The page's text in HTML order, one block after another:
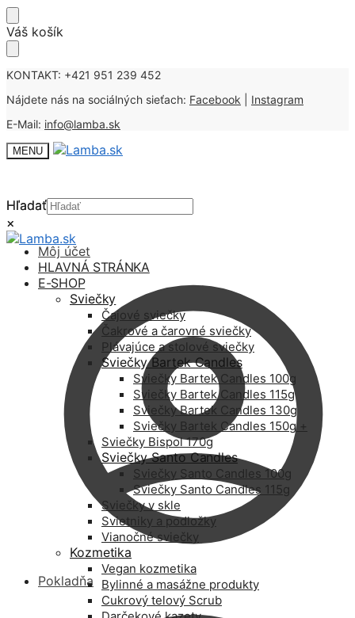
Skip
to
Skip
to
Váš košík
KONTAKT: +421 951 239 452
Nájdete nás na sociálných sieťach: Facebook
Instagram
E-Mail: info@lamba.sk
MENU
Hľadať
×
Môj účet
Pokladňa
Hľadať
×
HLAVNÁ STRÁNKA
E-SHOP
Sviečky
Čajové sviečky
Čakrové a čarovné sviečky
Plávajúce a stolové sviečky
Sviečky Bartek Candles
Sviečky Bartek Candles 100g
Sviečky Bartek Candles 115g
Sviečky Bartek Candles 130g
Sviečky Bartek Candles 150g +
Sviečky Bispol 170g
Sviečky Santo Candles
Sviečky Santo Candles 100g
Sviečky Santo Candles 115g
Sviečky v skle
Svietniky a podložky
Vianočné sviečky
Kozmetika
Vegan kozmetika
Bylinné a masážne produkty
Cukrový telový Scrub